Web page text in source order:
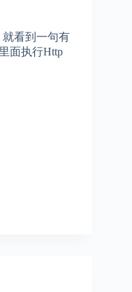
看到一句有
面执行Http